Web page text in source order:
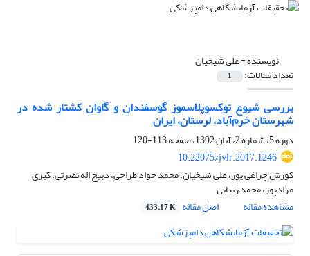
نویسنده =علی شیخیان
تعداد مقالات: 1
بررسی شیوع توکسوپلاسموز گوسفندان و گاوان کشتار شده در
شهرستان خرم‌آباد، لرستان، ایران
دوره 5، شماره 2، آبان 1392، صفحه
113-120
10.22075/jvlr.2017.1246
کورش چراغی پور، علی شیخیان، محمد جواد طراحی، ذبیح اله نصرتی، کبری
مرادپور، محمد زیبایی
مشاهده مقاله
اصل مقاله 433.17 K